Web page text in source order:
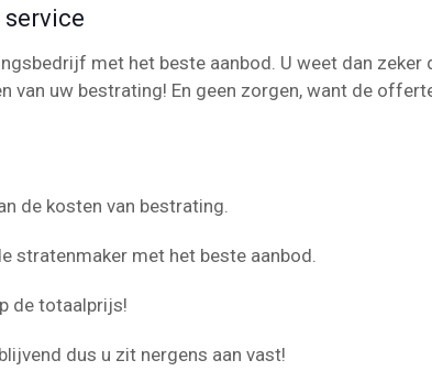
met het beste aanbod. U weet dan zeker
van uw bestrating! En geen zorgen, want de
de kosten van bestrating.
stratenmaker met het beste aanbod.
de totaalprijs!
dus u zit nergens aan vast!